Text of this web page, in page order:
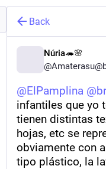
Back
Núria🦔🌸
@ElPamplina @
infantiles que yo
tienen distintas
hojas, etc se
obviamente con
tipo plástico, la